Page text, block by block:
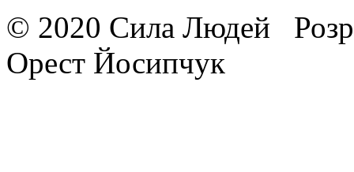
© 2020 Сила Людей
Орест Йосипчук